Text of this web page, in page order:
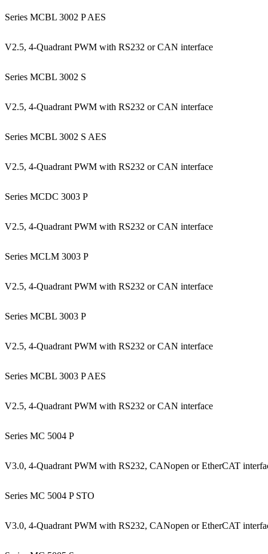
Series MCBL 3002 P AES
V2.5, 4-Quadrant PWM with RS232 or CAN interface
Series MCBL 3002 S
V2.5, 4-Quadrant PWM with RS232 or CAN interface
Series MCBL 3002 S AES
V2.5, 4-Quadrant PWM with RS232 or CAN interface
Series MCDC 3003 P
V2.5, 4-Quadrant PWM with RS232 or CAN interface
Series MCLM 3003 P
V2.5, 4-Quadrant PWM with RS232 or CAN interface
Series MCBL 3003 P
V2.5, 4-Quadrant PWM with RS232 or CAN interface
Series MCBL 3003 P AES
V2.5, 4-Quadrant PWM with RS232 or CAN interface
Series MC 5004 P
V3.0, 4-Quadrant PWM with RS232, CANopen or EtherCAT
Series MC 5004 P STO
V3.0, 4-Quadrant PWM with RS232, CANopen or EtherCAT